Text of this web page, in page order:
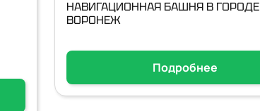
НАВИГАЦИОННАЯ БАШНЯ В ГОРОДЕ
ВОРОНЕЖ
Подробнее